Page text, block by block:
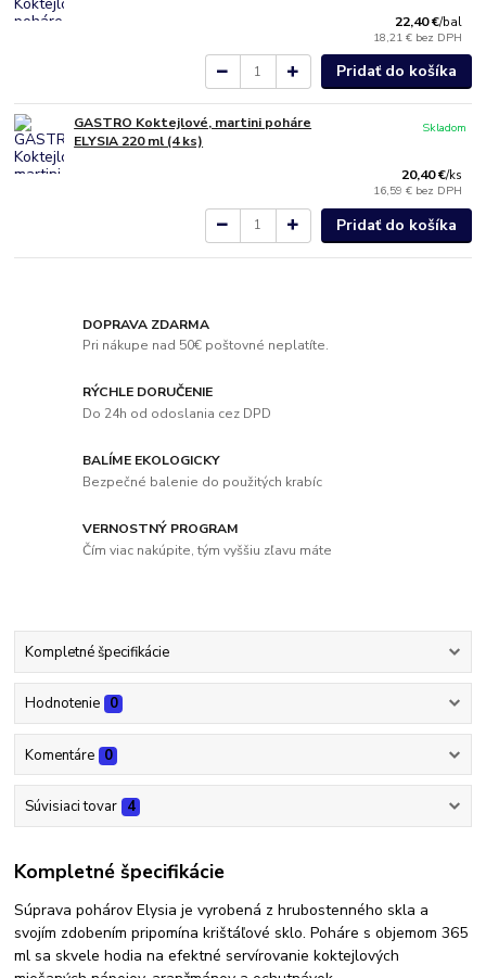
22,40 €/bal
18,21 € bez DPH
Pridať do košíka
GASTRO Koktejlové, martini poháre
ELYSIA 220 ml (4 ks)
20,40 €/ks
16,59 € bez DPH
Skladom
Pridať do košíka
DOPRAVA ZDARMA
Pri nákupe nad 50€ poštovné neplatíte.
RÝCHLE DORUČENIE
Do 24h od odoslania cez DPD
BALÍME EKOLOGICKY
Bezpečné balenie do použitých krabíc
VERNOSTNÝ PROGRAM
Čím viac nakúpite, tým vyššiu zľavu máte
Kompletné špecifikácie
Hodnotenie 0
Komentáre 0
Súvisiaci tovar 4
Kompletné špecifikácie
Súprava pohárov Elysia je vyrobená z hrubostenného skla a
svojím zdobením pripomína krištáľové sklo. Poháre s objemom 365
ml sa skvele hodia na efektné servírovanie koktejlových